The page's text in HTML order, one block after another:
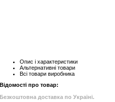
Опис і характеристики
Альтернативні товари
Всі товари виробника
Відомості про товар:
Безкоштовна доставка по Україні.